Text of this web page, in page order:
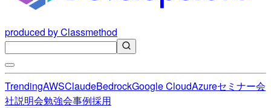
produced by Classmethod
TrendingAWSClaudeBedrockGoogle CloudAzureセミナー会
社説明会勉強会事例採用